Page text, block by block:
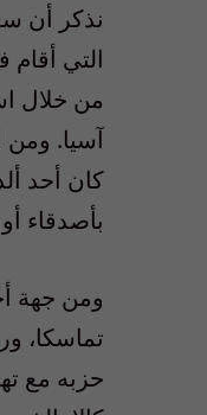
نذكر أن
التي
من خلال
آسيا. ومن
كان أحد
بأصدقاء
ومن جهة
تماسكا،
حزبه مع